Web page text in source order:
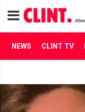
NEWS CLINT TV